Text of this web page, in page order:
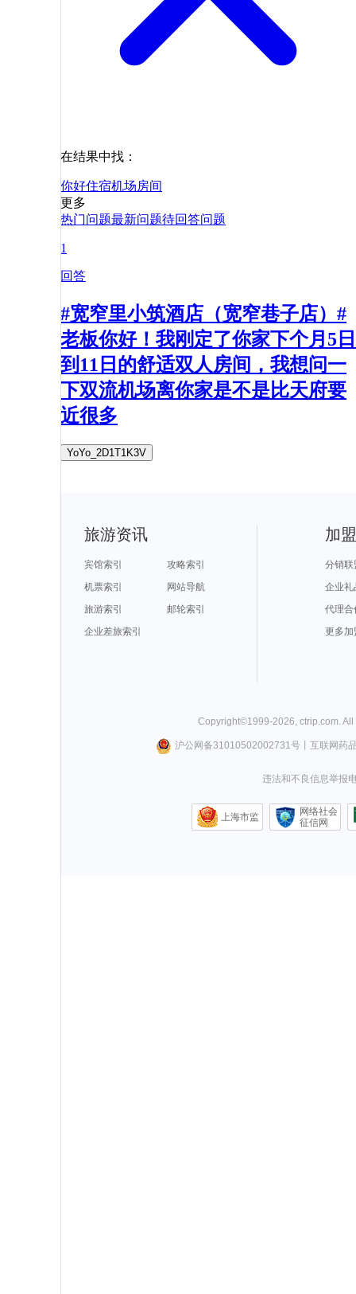
在结果中找：
你好住宿机场房间
更多
热门问题最新问题待回答问题
1
回答
#宽窄里小筑酒店（宽窄巷子店）#
老板你好！我刚定了你家下个月5日
到11日的舒适双人房间，我想问一
下双流机场离你家是不是比天府要
近很多
YoYo_2D1T1K3V
旅游资讯
宾馆索引
攻略索引
机票索引
网站导航
旅游索引
邮轮索引
企业差旅索引
加
分销联
企业礼
代理合
更多加
Copyright©1999-2026 ctrip.com .
沪公网备31010502002731号丨 互联网药
违法和不良信息举报
上海市监
网络社会
征信网